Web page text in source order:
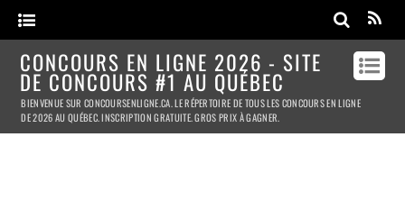
CONCOURS EN LIGNE 2026 - SITE
DE CONCOURS #1 AU QUÉBEC
BIENVENUE SUR CONCOURSENLIGNE.CA. LE RÉPERTOIRE DE TOUS LES CONCOURS EN LIGNE
DE 2026 AU QUÉBEC. INSCRIPTION GRATUITE. GROS PRIX À GAGNER.